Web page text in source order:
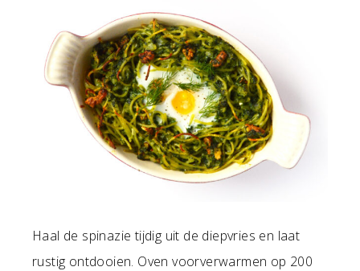
Haal de spinazie tijdig uit de diepvries en laat
rustig ontdooien. Oven voorverwarmen op 200